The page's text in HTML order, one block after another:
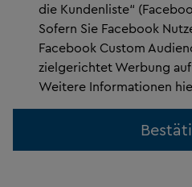
die Kundenliste“
Sofern Sie Facebook
Facebook Custom
zielgerichtet Werbung
Weitere Informationen